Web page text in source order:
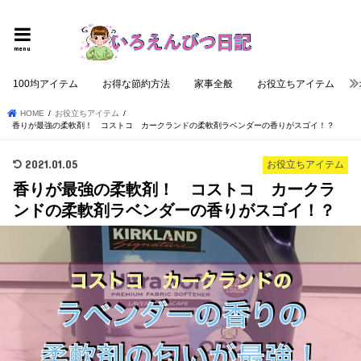
menu
100均アイテム お得な節約方法 家事全般 お役立ちアイテム
HOME
お役立ちアイテム
香りが最強の柔軟剤！ コストコ カークランドの柔軟剤ラベンダーの香りがスゴイ！？
お役立ちアイテム
2021.01.05
香りが最強の柔軟剤！ コストコ カークラ
ンドの柔軟剤ラベンダーの香りがスゴイ！？